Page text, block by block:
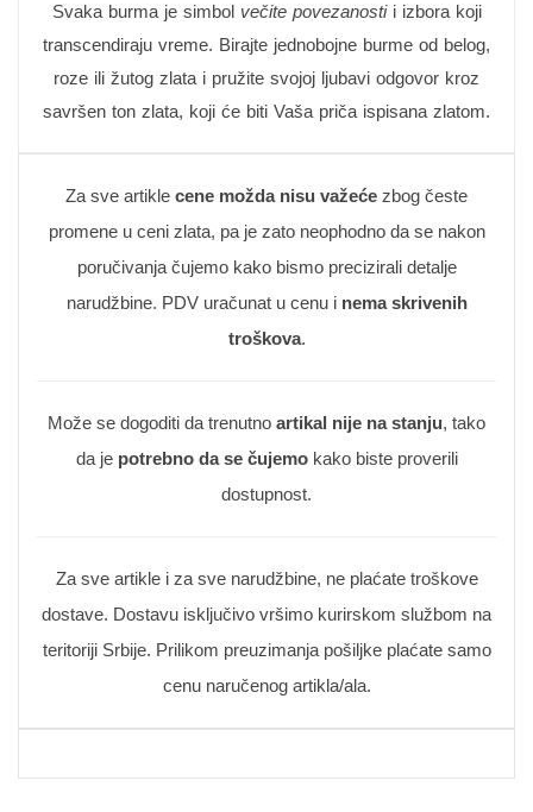
Svaka burma je simbol večite povezanostii izbora koji
transcendiraju vreme. Birajte jednobojne burme od belog,
roze ili žutog zlata i pružite svojoj ljubavi odgovor kroz
savršen ton zlata, koji će biti Vaša priča ispisana zlatom.
Za sve artikle cene možda nisu važeće zbog česte
promene u ceni zlata, pa je zato neophodno da se nakon
poručivanja čujemo kako bismo precizirali detalje
narudžbine. PDV uračunat u cenu i nema skrivenih
troškova.
Može se dogoditi da trenutno artikal nije na stanju, tako
da je potrebno da se čujemokako biste proverili
dostupnost.
Za sve artikle i za sve narudžbine, ne plaćate troškove
dostave. Dostavu isključivo vršimo kurirskom službom na
teritoriji Srbije. Prilikom preuzimanja pošiljke plaćate samo
cenu naručenog artikla/ala.